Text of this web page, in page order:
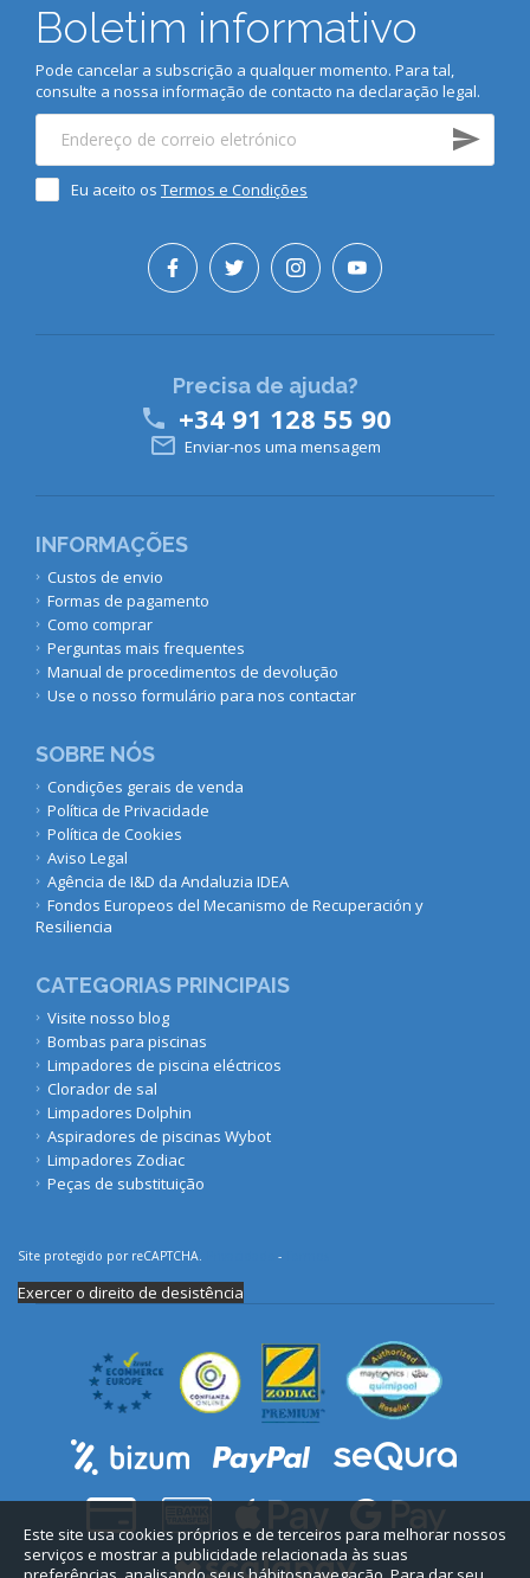
Boletim informativo
Pode cancelar a subscrição a qualquer momento. Para tal,
consulte a nossa informação de contacto na declaração legal.
Eu aceito os Termos e Condições
INFORMAÇÕES
Custos de envio
Formas de pagamento
Como comprar
Perguntas mais frequentes
Manual de procedimentos de devolução
Use o nosso formulário para nos contactar
SOBRE NÓS
Condições gerais de venda
Política de Privacidade
Política de Cookies
Aviso Legal
Agência de I&D da Andaluzia IDEA
Fondos Europeos del Mecanismo de Recuperación y
Resiliencia
CATEGORIAS PRINCIPAIS
Visite nosso blog
Bombas para piscinas
Limpadores de piscina eléctricos
Clorador de sal
Limpadores Dolphin
Aspiradores de piscinas Wybot
Limpadores Zodiac
Peças de substituição
Precisa de ajuda?
 +34 91 128 55 90
 Enviar-nos uma mensagem
Este site usa cookies próprios e de terceiros para melhorar nossos
serviços e mostrar a publicidade relacionada às suas
Site protegido por reCAPTCHA. -
Exercer o direito de desistência